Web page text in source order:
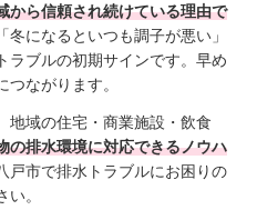
から信頼され続けている理由で
になるといつも調子が悪い」
ラブルの初期サインです。早め
ながります。
地域の住宅・商業施設・飲食
の排水環境に対応できるノウハ
戸市で排水トラブルにお困りの
。